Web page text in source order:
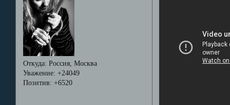
Откуда: Россия, Москва
Уважение: +24049
Позитив: +6520